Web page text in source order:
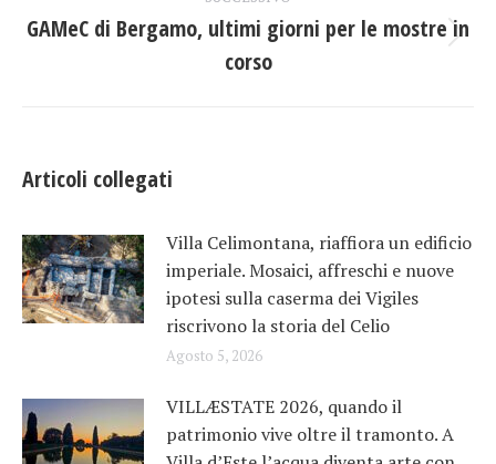
Prossimo
post:
GAMeC di Bergamo, ultimi giorni per le mostre in
corso
Articoli collegati
Villa Celimontana, riaffiora un edificio
imperiale. Mosaici, affreschi e nuove
ipotesi sulla caserma dei Vigiles
riscrivono la storia del Celio
Agosto 5, 2026
VILLÆSTATE 2026, quando il
patrimonio vive oltre il tramonto. A